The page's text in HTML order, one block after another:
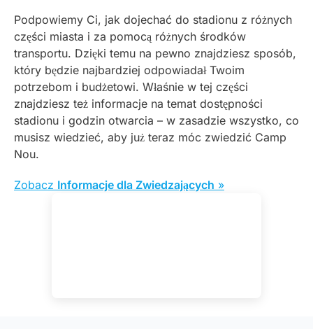
Podpowiemy Ci, jak dojechać do stadionu z różnych
części miasta i za pomocą różnych środków
transportu. Dzięki temu na pewno znajdziesz sposób,
który będzie najbardziej odpowiadał Twoim
potrzebom i budżetowi. Właśnie w tej części
znajdziesz też informacje na temat dostępności
stadionu i godzin otwarcia – w zasadzie wszystko, co
musisz wiedzieć, aby już teraz móc zwiedzić Camp
Nou.
Zobacz Informacje dla Zwiedzających »